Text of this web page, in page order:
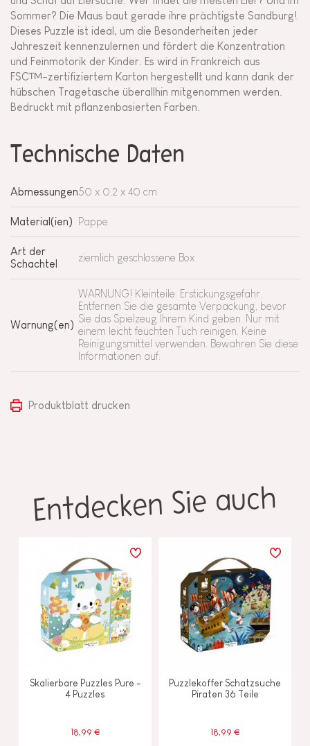
Sommer? Die Maus baut gerade ihre prächtigste Sandburg!
Dieses Puzzle ist ideal, um die Besonderheiten jeder
Jahreszeit kennenzulernen und fördert die Konzentration
und Feinmotorik der Kinder. Es wird in Frankreich aus
FSC™-zertifiziertem Karton hergestellt und kann dank der
hübschen Tragetasche überallhin mitgenommen werden.
Bedruckt mit pflanzenbasierten Farben.
Technische Daten
Abmessungen50 x 0,2 x 40 cm
Material(ien) Pappe
Art der
Schachtel
ziemlich geschlossene Box
Warnung(en)
WARNUNG! Kleinteile. Erstickungsgefahr.
Entfernen Sie die gesamte Verpackung, bevor
Sie das Spielzeug Ihrem Kind geben. Nur mit
einem leicht feuchten Tuch reinigen. Keine
Reinigungsmittel verwenden. Bewahren Sie diese
Informationen auf.
Produktblatt drucken
Entdecken Sie auch
Skalierbare Puzzles Pure -
4 Puzzles
18,99 €
Puzzlekoffer Schatzsuche
Piraten 36 Teile
18,99 €